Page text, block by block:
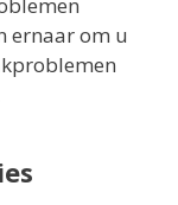
ernaar om u